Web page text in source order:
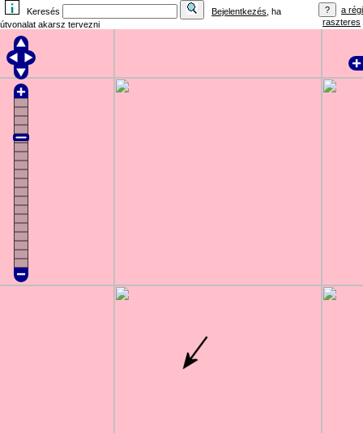
Keresés Bejelentkezés , ha
útvonalat akarsz tervezni
a régi
raszteres